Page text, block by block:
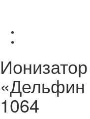
«Дельфин
1064